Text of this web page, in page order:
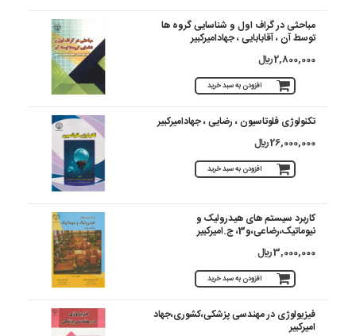
مباحثی در گراف اول و شناسایی گروه ها
توسط آن ، آقابابایی ، جهادامیرکبیر
2,800,000 ريال
افزودن به سبد خرید
تکنولوژی فلوتاسیون ، رضایی ، جهادامیرکبیر
26,000,000 ريال
افزودن به سبد خرید
کاربرد سیستم های هیدرولیک و
نیوماتیک،رضاعی،و3، ج.امیرکبیر
3,000,000 ريال
افزودن به سبد خرید
فیزیولوژی در مهندسی پزشکی،کشوری،جهاد
امیرکبیر